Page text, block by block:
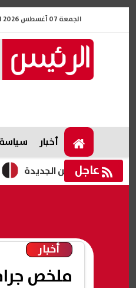
الجمعة 07 أغسطس 2026 الموافق 24 صفر 1448
أخبار سياسة
عاجل ضبط لحوم فاسدة الجديدة
أخبار
ملخص